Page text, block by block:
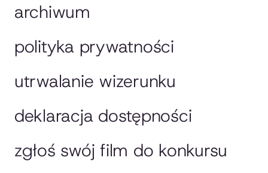
archiwum
polityka prywatności
utrwalanie wizerunku
deklaracja dostępności
zgłoś swój film do konkursu